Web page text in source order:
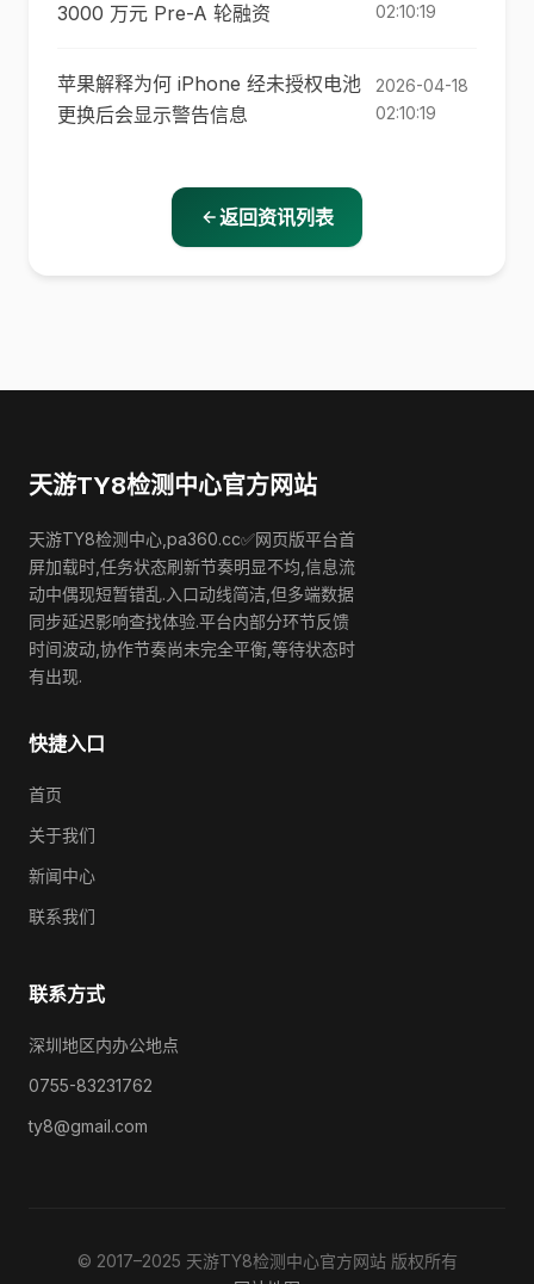
3000 万元 Pre-A 轮融资
02:10:19
苹果解释为何 iPhone 经未授权电池
更换后会显示警告信息
2026-04-18
02:10:19
返回资讯列表
天游TY8检测中心官方网站
天游TY8检测中心,pa360.cc✅网页版平台首
屏加载时,任务状态刷新节奏明显不均,信息流
动中偶现短暂错乱.入口动线简洁,但多端数据
同步延迟影响查找体验.平台内部分环节反馈
时间波动,协作节奏尚未完全平衡,等待状态时
有出现.
快捷入口
首页
关于我们
新闻中心
联系我们
联系方式
深圳地区内办公地点
0755-83231762
ty8@gmail.com
© 2017–2025 天游TY8检测中心官方网站 版权所有